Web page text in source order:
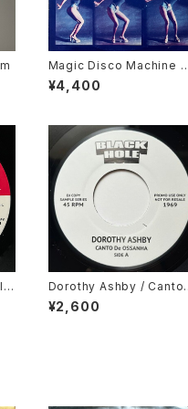
Magic Disco Machine /
Scratchin'
¥4,400
Dorothy Ashby / Canto
De Ossanha, Cause I Ne
ed It
¥2,600